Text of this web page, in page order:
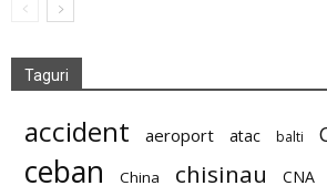
Taguri
accident aeroport atac balti
ceban China chisinau CNA